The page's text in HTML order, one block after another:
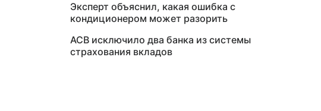
Эксперт объяснил, какая ошибка с
кондиционером может разорить
АСВ исключило два банка из системы
страхования вкладов